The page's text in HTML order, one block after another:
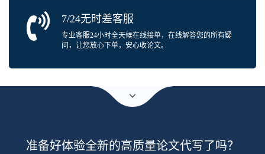
7/24无时差客服
专业客服24小时全天候在线接单，在线解答您的所有疑
问，让您放心下单，安心收论文。
准备好体验全新的高质量论文代写了吗？